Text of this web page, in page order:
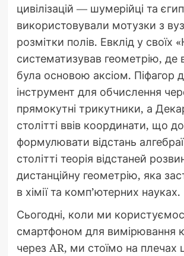
цивілізацій — шумерійці та
використовували мотузки з
розмітки полів. Евклід у своїх
систематизував геометрію, де
була основою аксіом. Піфагор
інструмент для обчислення
прямокутні трикутники, а
столітті ввів координати, що
формулювати відстань
столітті теорія відстаней
дистанційну геометрію, яка
в хімії та комп’ютерних науках.
Сьогодні, коли ми
смартфоном для вимірювання
через AR, ми стоїмо на плечах